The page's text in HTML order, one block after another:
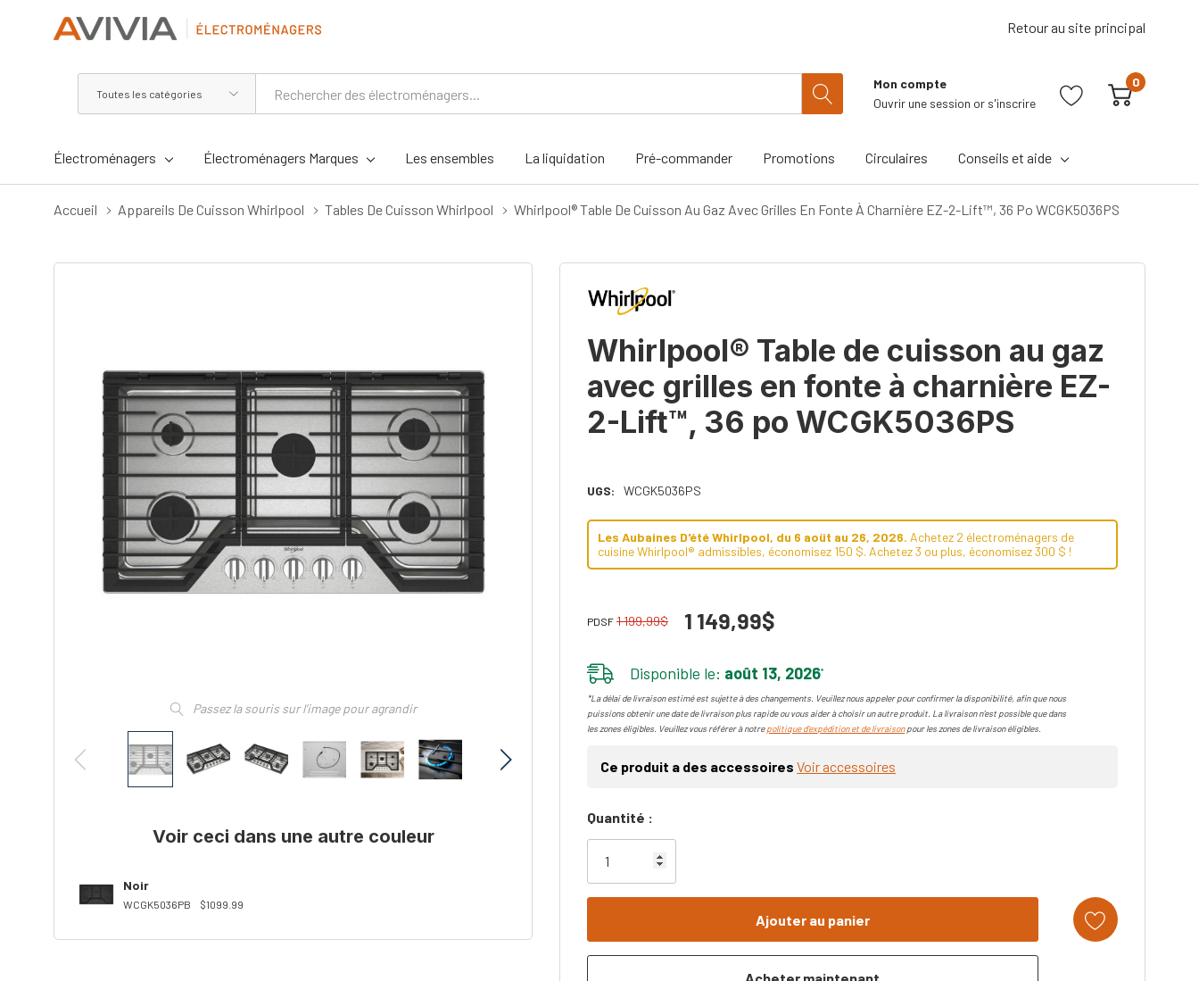
Retour au site principal
les
Mon compte
Ouvrir une session or s'inscrire
0
Électroménagers Électroménagers Marques Les ensembles La liquidation Pré-commander Promotions Circulaires Conseils et aide
Accueil Appareils De Cuisson Whirlpool Tables De Cuisson Whirlpool Whirlpool® Table De Cuisson Au Gaz Avec Grilles En Fonte À Charnière EZ-2-Lift™, 36 Po WCGK5036PS
Passez la souris sur l’image pour agrandir
Voir ceci dans une autre couleur
Noir
WCGK5036PB $1099.99
Whirlpool® Table de cuisson au gaz
avec grilles en fonte à charnière EZ-
2-Lift™, 36 po WCGK5036PS
UGS: WCGK5036PS
Les Aubaines D'été Whirlpool, du 6 aoüt au 26, 2026. Achetez 2 électroménagers de
cuisine Whirlpool® admissibles, économisez 150 $. Achetez 3 ou plus, économisez 300 $ !
PDSF 1 199,99$ 1 149,99$
Disponible le: août 13, 2026*
*La délai de livraison estimé est sujette à des changements. Veuillez nous appeler pour confirmer la disponibilité, afin que nous
puissions obtenir une date de livraison plus rapide ou vous aider à choisir un autre produit. La livraison n'est possible que dans
les zones éligibles. Veuillez vous référer à notrepolitique d'expédition et de livraisonpour les zones de livraison éligibles.
Ce produit a des accessoires Voir accessoires
Dépêchez-
vous!
plus
Quantité :